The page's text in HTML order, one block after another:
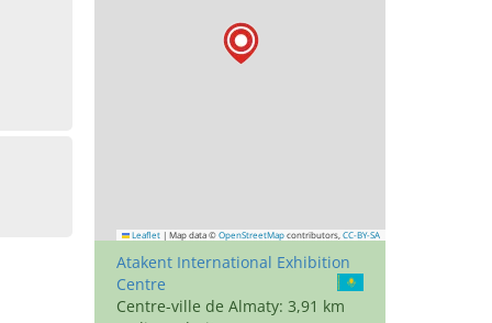
Leaflet | Map data © OpenStreetMap contributors, CC-BY-SA
Atakent International Exhibition
Centre
Centre-ville de Almaty: 3,91 km